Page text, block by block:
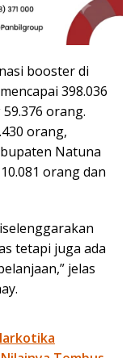
booster di
398.036
orang.
orang,
Natuna
orang dan
tetapi juga ada
jelas